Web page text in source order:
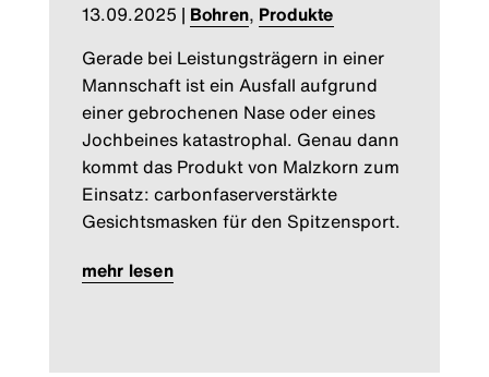
13.09.2025 | Bohren, Produkte
Gerade bei Leistungsträgern in einer
Mannschaft ist ein Ausfall aufgrund
einer gebrochenen Nase oder eines
Jochbeines katastrophal. Genau dann
kommt das Produkt von Malzkorn zum
Einsatz: carbonfaserverstärkte
Gesichtsmasken für den Spitzensport.
mehr lesen